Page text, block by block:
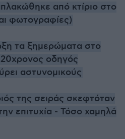
από κτίριο στο
φωτογραφίες)
τα ξημερώματα στο
οδηγός
αστυνομικούς
της σειράς σκεφτόταν
επιτυχία - Τόσο χαμηλά